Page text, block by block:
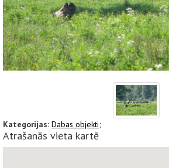
Kategorijas: Dabas objekti;
Atrašanās vieta kartē